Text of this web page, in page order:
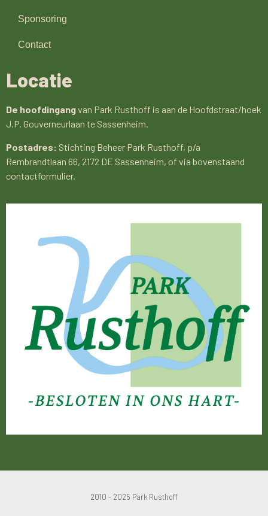
Sponsoring
Contact
Locatie
De hoofdingangvan Park Rusthoff is aan de Hoofdstraat/hoek
J.P. Gouverneurlaan te Sassenheim.
Postadres: Stichting Beheer Park Rusthoff, p/a
Rembrandtlaan 66, 2172 DE Sassenheim, of via bovenstaand
contactformulier.
2010 - 2025 Park Rusthoff